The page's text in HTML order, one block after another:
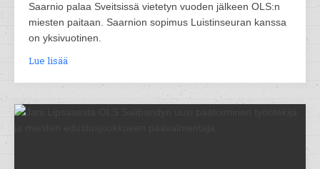
Saarnio palaa Sveitsissä vietetyn vuoden jälkeen OLS:n
miesten paitaan. Saarnion sopimus Luistinseuran kanssa
on yksivuotinen.
Lue lisää